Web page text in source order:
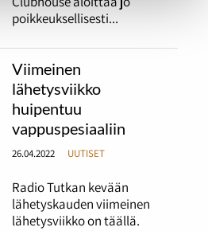
poikkeuksellisesti...
Viimeinen
lähetysviikko
huipentuu
vappuspesiaaliin
26.04.2022 UUTISET
Radio Tutkan kevään
lähetyskauden viimeinen
lähetysviikko on täällä.